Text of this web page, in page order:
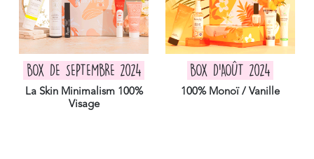
BOX DE SEPTEMBRE 2024
La Skin Minimalism 100%
Visage
BOX D'AOÛT 2024
100% Monoï / Vanille